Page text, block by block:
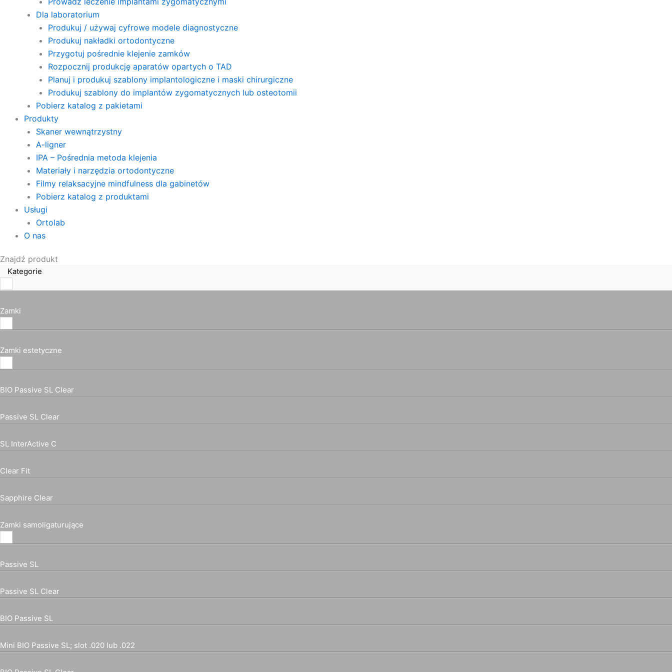
Dla laboratorium
Produkuj / używaj cyfrowe modele diagnostyczne
Produkuj nakładki ortodontyczne
Przygotuj pośrednie klejenie zamków
Rozpocznij produkcję aparatów opartych o TAD
Planuj i produkuj szablony implantologiczne i maski chirurgiczne
Produkuj szablony do implantów zygomatycznych lub osteotomii
Pobierz katalog z pakietami
Produkty
Skaner wewnątrzystny
A-ligner
IPA – Pośrednia metoda klejenia
Materiały i narzędzia ortodontyczne
Filmy relaksacyjne mindfulness dla gabinetów
Pobierz katalog z produktami
Usługi
Ortolab
O nas
Znajdź produkt
Kategorie
Zamki
Zamki estetyczne
BIO Passive SL Clear
Passive SL Clear
SL InterActive C
Clear Fit
Sapphire Clear
Zamki samoligaturujące
Passive SL
Passive SL Clear
BIO Passive SL
Mini BIO Passive SL; slot .020 lub .022